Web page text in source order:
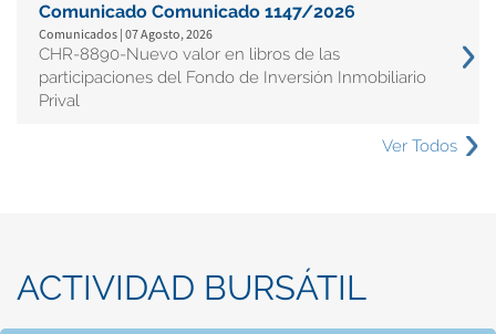
Comunicado Comunicado 1147/2026
Comunicados | 07 Agosto, 2026
CHR-8890-Nuevo valor en libros de las
participaciones del Fondo de Inversión Inmobiliario
Prival
Ver Todos
ACTIVIDAD BURSÁTIL